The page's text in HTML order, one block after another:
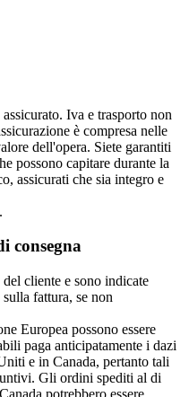
Iva e trasporto non
è compresa nelle
dell'opera. Siete garantiti
possono capitare durante la
assicurati che sia integro e
consegna
cliente e sono indicate
fattura, se non
Europea possono essere
paga anticipatamente i dazi
e in Canada, pertanto tali
Gli ordini spediti al di
potrebbero essere